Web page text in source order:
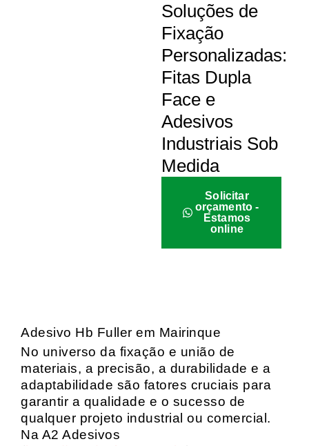
Soluções de
Fixação
Personalizadas:
Fitas Dupla
Face e
Adesivos
Industriais Sob
Medida
Solicitar
orçamento -
Estamos
online
Adesivo Hb Fuller em Mairinque
No universo da fixação e união de
materiais, a precisão, a durabilidade e a
adaptabilidade são fatores cruciais para
garantir a qualidade e o sucesso de
qualquer projeto industrial ou comercial.
Na A2 Adesivos